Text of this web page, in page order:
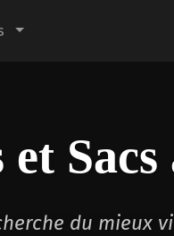
Sacs
du mieux